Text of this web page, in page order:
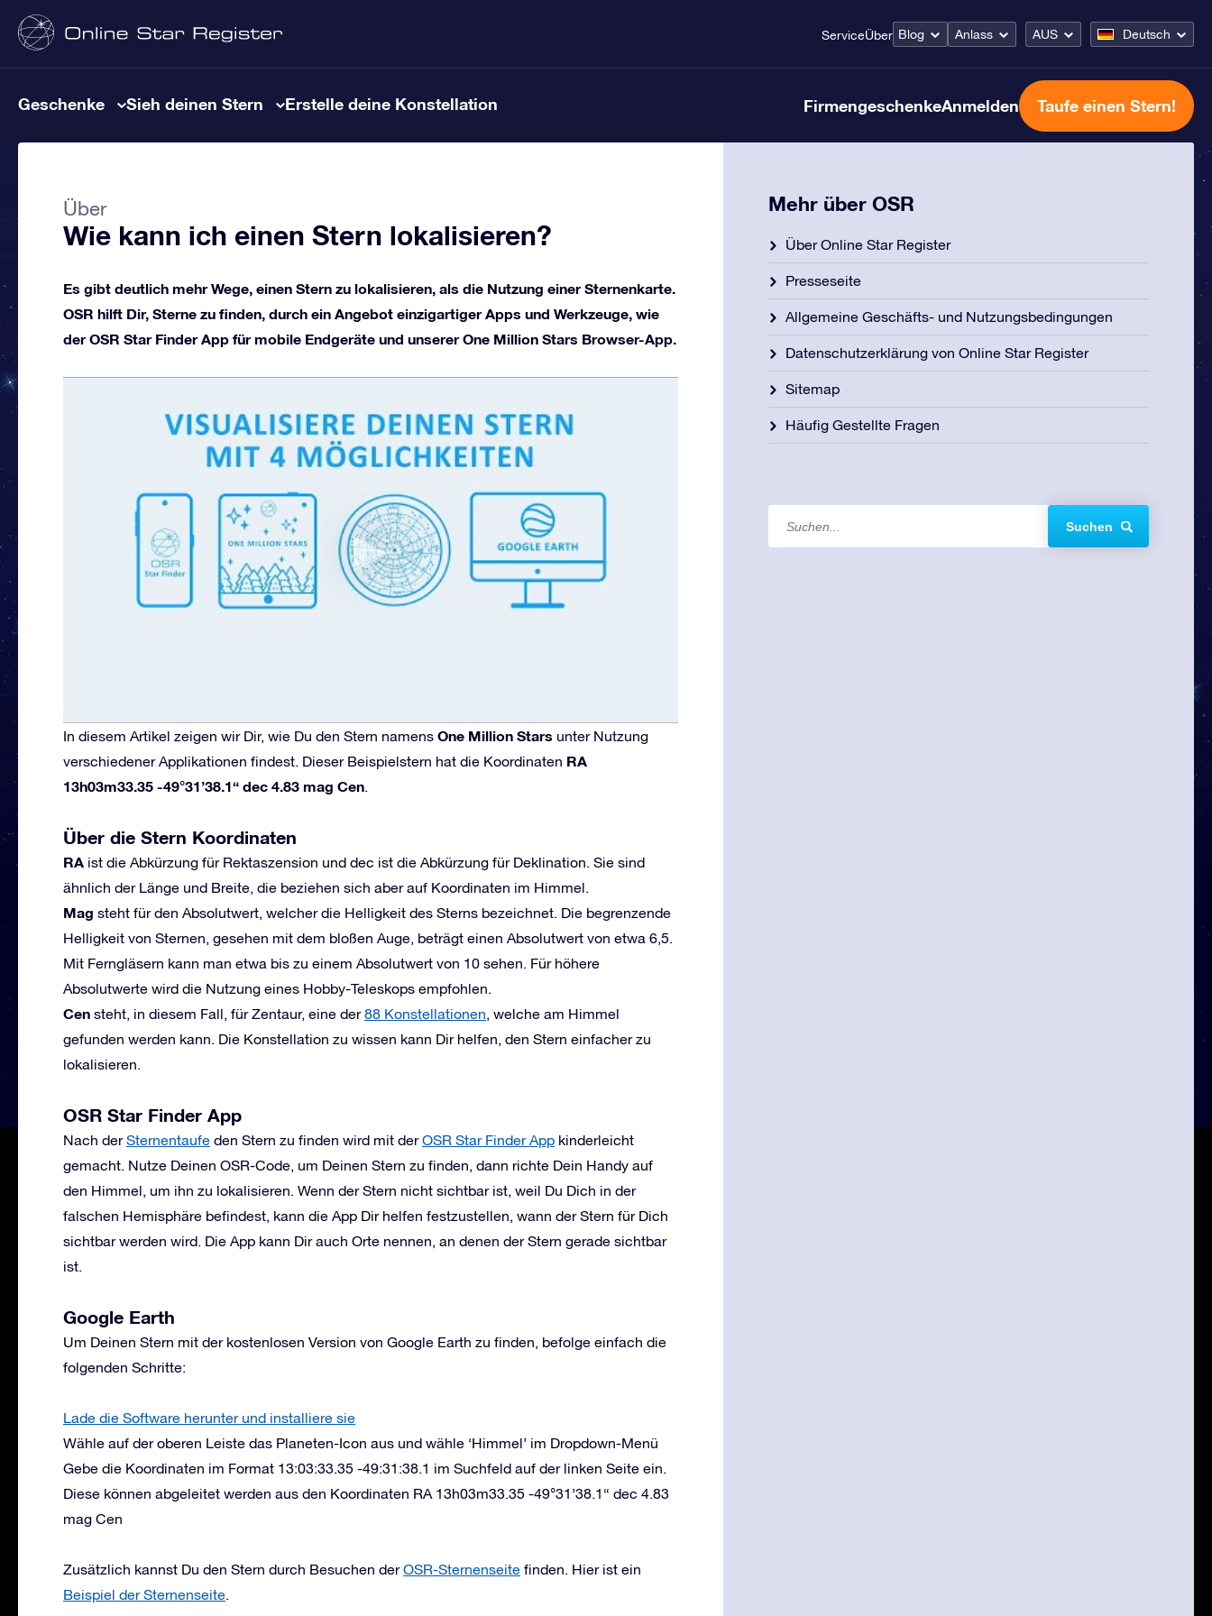
ServiceÜber Blog Anlass AUS Deutsch
Geschenke Sieh deinen Stern Erstelle deine Konstellation FirmengeschenkeAnmelden Taufe einen Stern!
Über
Wie kann ich einen Stern lokalisieren?
Es gibt deutlich mehr Wege, einen Stern zu lokalisieren, als die Nutzung einer Sternenkarte.
OSR hilft Dir, Sterne zu finden, durch ein Angebot einzigartiger Apps und Werkzeuge, wie
der OSR Star Finder App für mobile Endgeräte und unserer One Million Stars Browser-App.
In diesem Artikel zeigen wir Dir, wie Du den Stern namens One Million Stars unter Nutzung
verschiedener Applikationen findest. Dieser Beispielstern hat die Koordinaten RA
13h03m33.35 -49°31’38.1“ dec 4.83 mag Cen.
Über die Stern Koordinaten
RA ist die Abkürzung für Rektaszension und dec ist die Abkürzung für Deklination. Sie sind
ähnlich der Länge und Breite, die beziehen sich aber auf Koordinaten im Himmel.
Mag steht für den Absolutwert, welcher die Helligkeit des Sterns bezeichnet. Die begrenzende
Helligkeit von Sternen, gesehen mit dem bloßen Auge, beträgt einen Absolutwert von etwa 6,5.
Mit Ferngläsern kann man etwa bis zu einem Absolutwert von 10 sehen. Für höhere
Absolutwerte wird die Nutzung eines Hobby-Teleskops empfohlen.
Cen steht, in diesem Fall, für Zentaur, eine der88 Konstellationen, welche am Himmel
gefunden werden kann. Die Konstellation zu wissen kann Dir helfen, den Stern einfacher zu
lokalisieren.
OSR Star Finder App
Nach derSternentaufe den Stern zu finden wird mit derOSR Star Finder App kinderleicht
gemacht. Nutze Deinen OSR-Code, um Deinen Stern zu finden, dann richte Dein Handy auf
den Himmel, um ihn zu lokalisieren. Wenn der Stern nicht sichtbar ist, weil Du Dich in der
falschen Hemisphäre befindest, kann die App Dir helfen festzustellen, wann der Stern für Dich
sichtbar werden wird. Die App kann Dir auch Orte nennen, an denen der Stern gerade sichtbar
ist.
Google Earth
Um Deinen Stern mit der kostenlosen Version von Google Earth zu finden, befolge einfach die
folgenden Schritte:
Lade die Software herunter und installiere sie
Wähle auf der oberen Leiste das Planeten-Icon aus und wähle ‘Himmel’ im Dropdown-Menü
Gebe die Koordinaten im Format 13:03:33.35 -49:31:38.1 im Suchfeld auf der linken Seite ein.
Diese können abgeleitet werden aus den Koordinaten RA 13h03m33.35 -49°31’38.1“ dec 4.83
mag Cen
Zusätzlich kannst Du den Stern durch Besuchen derOSR-Sternenseite finden. Hier ist ein
Beispiel der Sternenseite.
Mehr über OSR
Über Online Star Register
Presseseite
Allgemeine Geschäfts- und Nutzungsbedingungen
Datenschutzerklärung von Online Star Register
Sitemap
Häufig Gestellte Fragen
Suchen